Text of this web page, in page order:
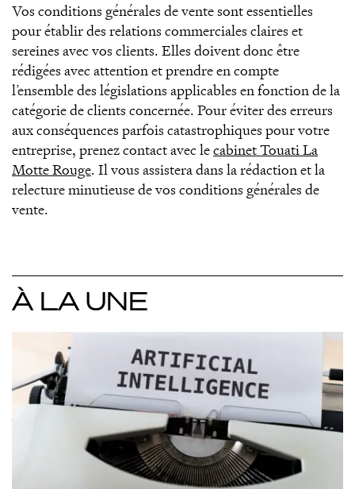
Vos conditions générales de vente sont essentielles
pour établir des relations commerciales claires et
sereines avec vos clients. Elles doivent donc être
rédigées avec attention et prendre en compte
l’ensemble des législations applicables en fonction de la
catégorie de clients concernée. Pour éviter des erreurs
aux conséquences parfois catastrophiques pour votre
entreprise, prenez contact avec lecabinet Touati La
Motte Rouge. Il vous assistera dans la rédaction et la
relecture minutieuse de vos conditions générales de
vente.
À LA UNE